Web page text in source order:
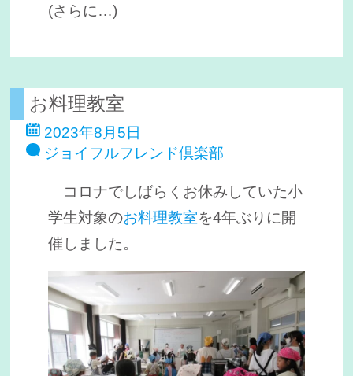
(さらに…)
お料理教室
2023年8月5日
ジョイフルフレンド倶楽部
コロナでしばらくお休みしていた小
学生対象のお料理教室を4年ぶりに開
催しました。